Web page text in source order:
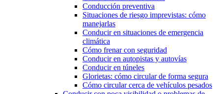
Conducción preventiva
Situaciones de riesgo imprevistas: cómo
manejarlas
Conducir en situaciones de emergencia
climática
Cómo frenar con seguridad
Conducir en autopistas y autovías
Conducir en túneles
Glorietas: cómo circular de forma segura
Cómo circular cerca de vehículos pesados